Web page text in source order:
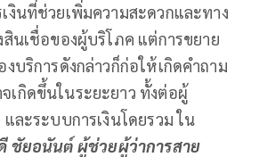
งินที่ช่วยเพิ่มความสะดวกและทาง
สินเชื่อของผู้บริโภค แต่การขยาย
งบริการดังกล่าวก็ก่อให้เกิดคำถาม
เกิดขึ้นในระยะยาว ทั้งต่อผู้
ละระบบการเงินโดยรวม ใน
ชัยอนันต์ ผู้ช่วยผู้ว่าการสาย